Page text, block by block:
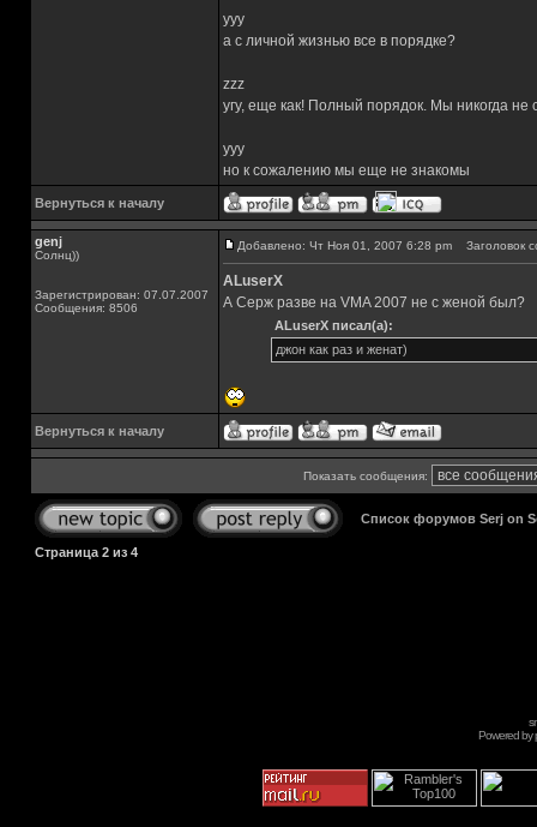
yyy
а с личной жизнью все в порядке?
zzz
угу, еще как! Полный порядок. Мы никогда
yyy
но к сожалению мы еще не знакомы
Вернуться к началу
genj
Солнц))
Зарегистрирован: 07.07.2007
Сообщения: 8506
Добавлено: Чт Ноя 01, 2007 6:28 pm Заголовок
ALuserX
А Серж разве на VMA 2007 не с женой был?
ALuserX писал(а):
джон как раз и женат)
Вернуться к началу
Показать сообщения:
Список форумов Serj on
Страница 2 из 4
Powered by